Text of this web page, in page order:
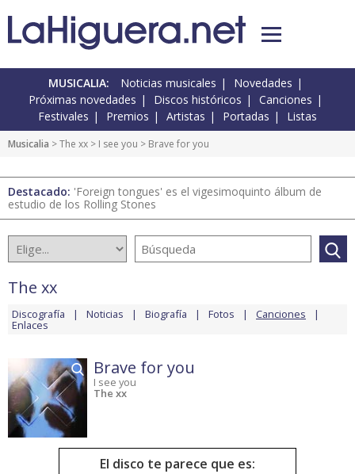
MUSICALIA: Noticias musicales
Novedades
Próximas novedades
Discos históricos
Canciones
Festivales
Premios Artistas Portadas Listas
Musicalia >The xx > I see you > Brave for you
Destacado: 'Foreign tongues' es el vigesimoquinto álbum de
estudio de los Rolling Stones
The xx
Discografía Noticias Biografía Fotos Canciones
Enlaces
Brave for you
I see you
The xx
El disco te parece que es: